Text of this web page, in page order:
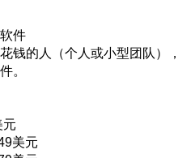
件
钱的人（个人或小型团队），
。
元
美元